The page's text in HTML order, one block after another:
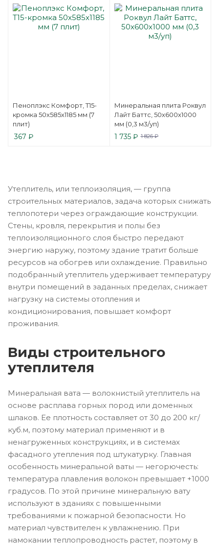
Пеноплэкс Комфорт, Т15-
кромка 50x585x1185 мм (7
плит)
367 ₽
Минеральная плита Роквул
Лайт Баттс, 50х600х1000
мм (0,3 м3/уп)
1 735₽ 1 826₽
Утеплитель, или теплоизоляция, — группа
строительных материалов, задача которых снижать
теплопотери через ограждающие конструкции.
Стены, кровля, перекрытия и полы без
теплоизоляционного слоя быстро передают
энергию наружу, поэтому здание тратит больше
ресурсов на обогрев или охлаждение. Правильно
подобранный утеплитель удерживает температуру
внутри помещений в заданных пределах, снижает
нагрузку на системы отопления и
кондиционирования, повышает комфорт
проживания.
Виды строительного
утеплителя
Минеральная вата — волокнистый утеплитель на
основе расплава горных пород или доменных
шлаков. Ее плотность составляет от 30 до 200 кг/
куб.м, поэтому материал применяют и в
ненагруженных конструкциях, и в системах
фасадного утепления под штукатурку. Главная
особенность минеральной ваты — негорючесть:
температура плавления волокон превышает +1000
градусов. По этой причине минеральную вату
используют в зданиях с повышенными
требованиями к пожарной безопасности. Но
материал чувствителен к увлажнению. При
намокании теплопроводность растет, поэтому в